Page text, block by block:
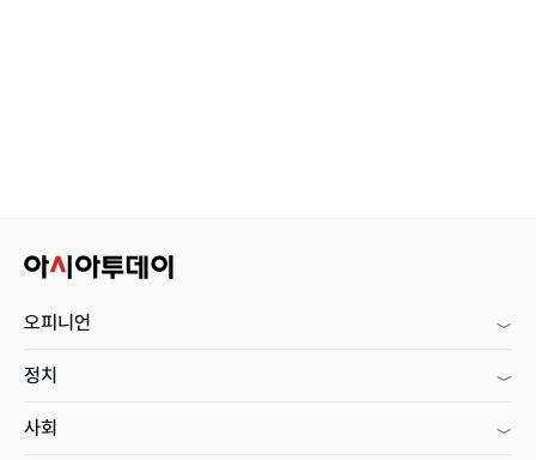
오피니언
정치
사회